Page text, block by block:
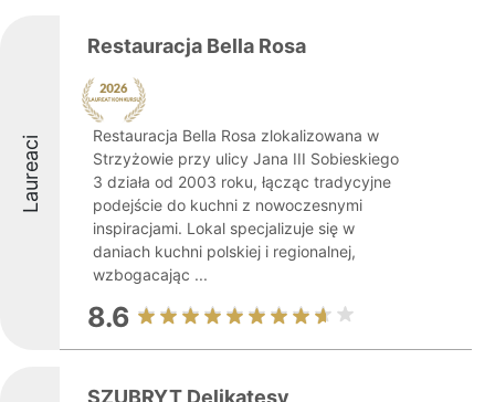
Laureaci
Restauracja Bella Rosa
Restauracja Bella Rosa zlokalizowana w
Strzyżowie przy ulicy Jana III Sobieskiego
3 działa od 2003 roku, łącząc tradycyjne
podejście do kuchni z nowoczesnymi
inspiracjami. Lokal specjalizuje się w
daniach kuchni polskiej i regionalnej,
wzbogacając ...
8.6
SZUBRYT Delikatesy